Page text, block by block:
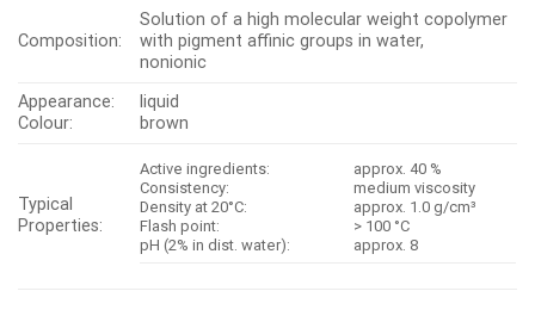
Composition:
Solution of a high molecular weight copolymer
with pigment affinic groups in water,
nonionic
Appearance:
Colour:
liquid
brown
Typical
Properties:
Active ingredients:
Consistency:
Density at 20°C:
Flash point:
pH (2% in dist. water):
approx. 40 %
medium viscosity
approx. 1.0 g/cm³
> 100 °C
approx. 8